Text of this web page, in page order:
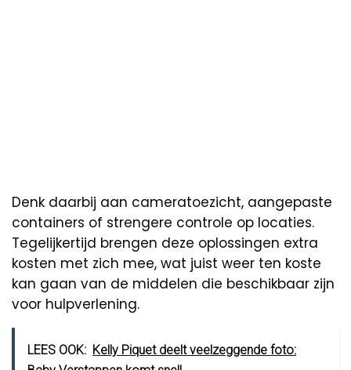
Denk daarbij aan cameratoezicht, aangepaste
containers of strengere controle op locaties.
Tegelijkertijd brengen deze oplossingen extra
kosten met zich mee, wat juist weer ten koste
kan gaan van de middelen die beschikbaar zijn
voor hulpverlening.
LEES OOK: Kelly Piquet deelt veelzeggende foto: